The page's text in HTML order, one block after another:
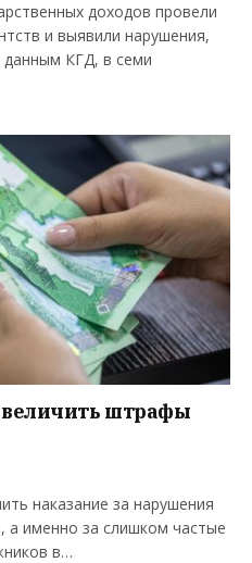
доходов провели
и выявили нарушения,
данным КГД, в семи
штрафы
наказание за нарушения
а именно за слишком частые
в…